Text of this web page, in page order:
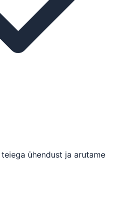
ühendust ja arutame